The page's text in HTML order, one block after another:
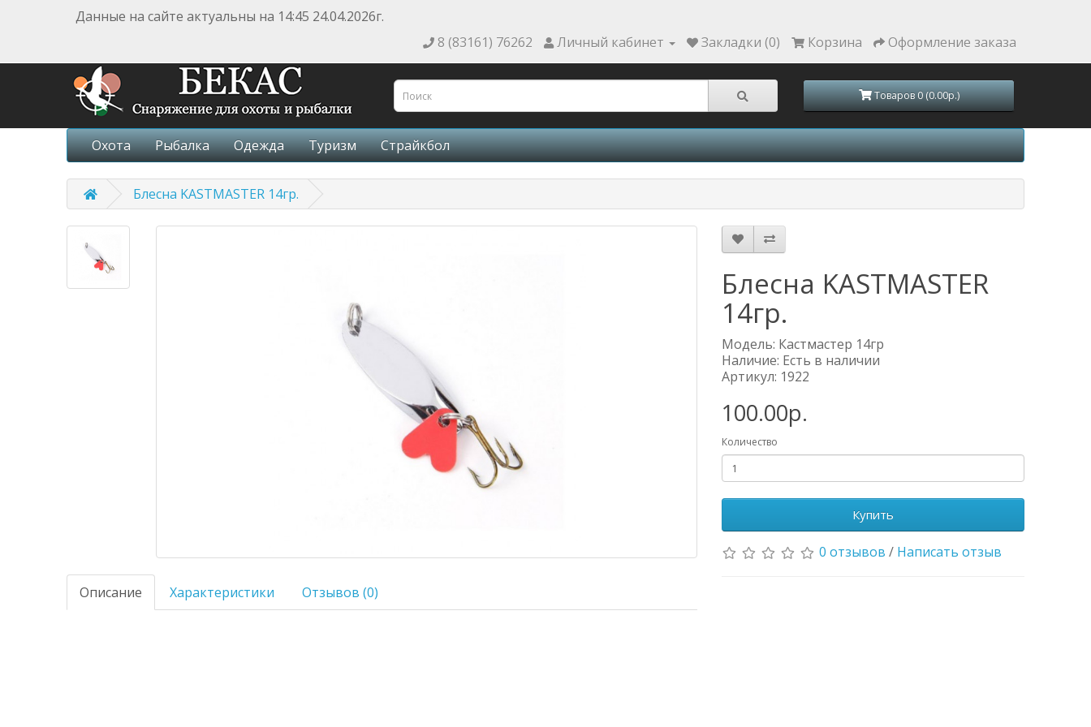
Данные на сайте актуальны на 14:45 24.04.2026г.
8 (83161) 76262
Личный кабинет Закладки (0) Корзина Оформление заказа
Товаров 0 (0.00р.)
Охота Рыбалка Одежда Туризм Страйкбол
Блесна KASTMASTER 14гр.
Описание Характеристики Отзывов (0)
Блесна KASTMASTER
14гр.
Модель: Кастмастер 14гр
Наличие: Есть в наличии
Артикул: 1922
100.00р.
Количество
Купить
0 отзывов / Написать отзыв